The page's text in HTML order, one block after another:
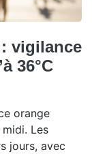
vigilance
36°C
orange
Les
jours, avec